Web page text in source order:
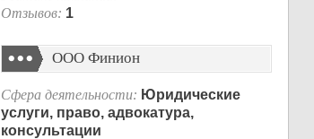
Отзывов: 1
ООО Финион
Сфера деятельности: Юридические
услуги, право, адвокатура,
консультации